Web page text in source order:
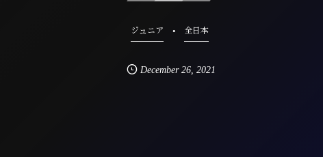
ジュニア 全日本
December 26, 2021